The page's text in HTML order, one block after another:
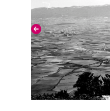
Nº de
negativo: 1531
Signaturas: Copia
12859 ; Duplicado
GUE-1531 ;
DAF-GUE-1531;